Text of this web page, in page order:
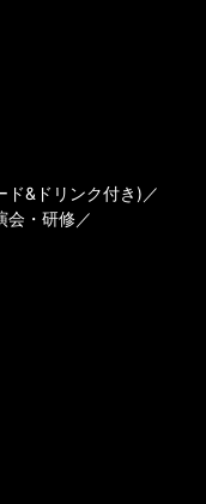
ド&ドリンク付き)
会・研修